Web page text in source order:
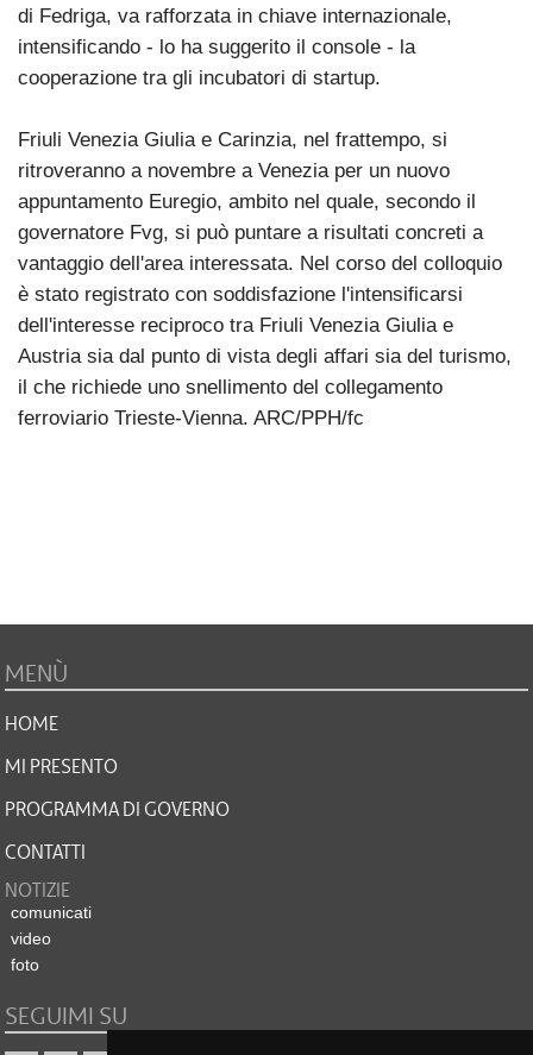
di Fedriga, va rafforzata in chiave internazionale,
intensificando - lo ha suggerito il console - la
cooperazione tra gli incubatori di startup.
Friuli Venezia Giulia e Carinzia, nel frattempo, si
ritroveranno a novembre a Venezia per un nuovo
appuntamento Euregio, ambito nel quale, secondo il
governatore Fvg, si può puntare a risultati concreti a
vantaggio dell'area interessata. Nel corso del colloquio
è stato registrato con soddisfazione l'intensificarsi
dell'interesse reciproco tra Friuli Venezia Giulia e
Austria sia dal punto di vista degli affari sia del turismo,
il che richiede uno snellimento del collegamento
ferroviario Trieste-Vienna. ARC/PPH/fc
MENÙ
HOME
MI PRESENTO
PROGRAMMA DI GOVERNO
CONTATTI
NOTIZIE
comunicati
video
foto
SEGUIMI SU